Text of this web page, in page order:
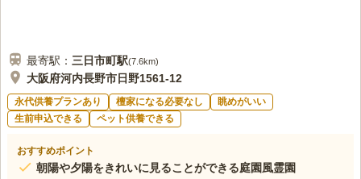
最寄駅： 三日市町駅(7.6km)
大阪府河内長野市日野1561-12
永代供養プランあり 檀家になる必要なし
眺めがいい
生前申込できる
ペット供養できる
おすすめポイント
朝陽や夕陽をきれいに見ることができる庭園風霊園